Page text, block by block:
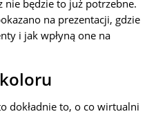
będzie to już potrzebne.
na prezentacji, gdzie
i jak wpłyną one na
dokładnie to, o co wirtualni